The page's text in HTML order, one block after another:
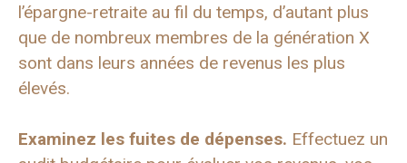
l’épargne-retraite au fil du temps, d’autant plus
que de nombreux membres de la génération X
sont dans leurs années de revenus les plus
élevés.
Examinez les fuites de dépenses. Effectuez un